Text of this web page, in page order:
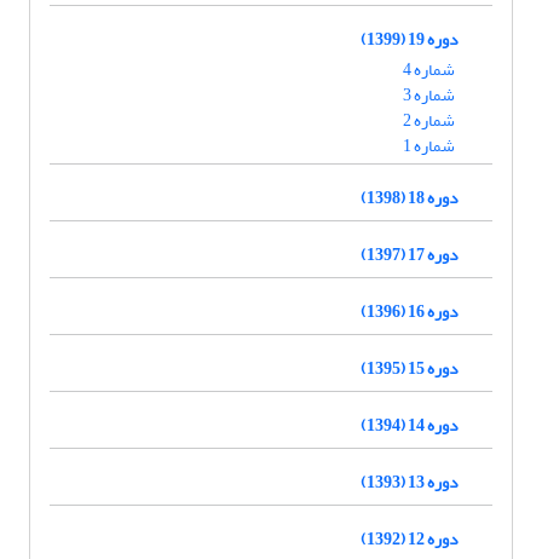
دوره 19 (1399)
شماره 4
شماره 3
شماره 2
شماره 1
دوره 18 (1398)
دوره 17 (1397)
دوره 16 (1396)
دوره 15 (1395)
دوره 14 (1394)
دوره 13 (1393)
دوره 12 (1392)